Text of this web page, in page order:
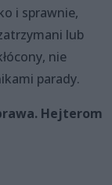
i sprawnie,
lub
nie
parady.
Hejterom